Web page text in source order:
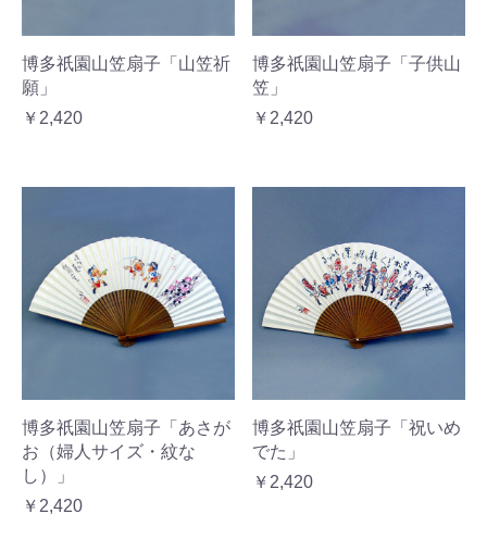
博多祇園山笠扇子「山笠祈
願」
￥2,420
博多祇園山笠扇子「子供山
笠」
￥2,420
博多祇園山笠扇子「あさが
お（婦人サイズ・紋な
し）」
￥2,420
博多祇園山笠扇子「祝いめ
でた」
￥2,420